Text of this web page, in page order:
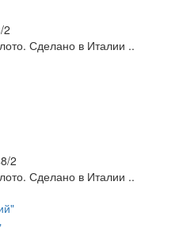
2
Сделано в Италии ..
2
Сделано в Италии ..